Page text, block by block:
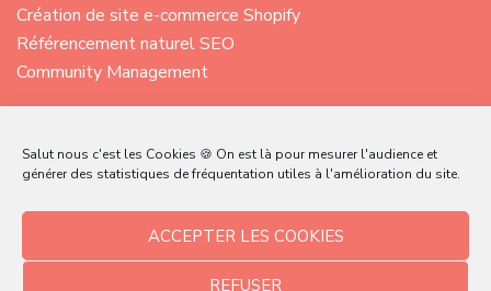
Salut nous c'est les Cookies 🍪 On est là pour mesurer l'audience et
générer des statistiques de fréquentation utiles à l'amélioration du site.
ACCEPTER LES COOKIES
REFUSER
Création de site e-commerce Shopify
Référencement naturel SEO
Community Management
CONTACT – CHARLOTTE GUY
Hossegor, Landes | France
0667876724
hello@charlotteguy.fr